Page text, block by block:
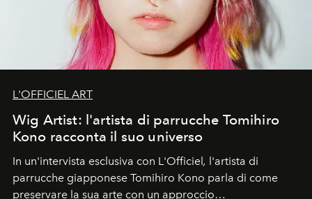
L'OFFICIEL ART
Wig Artist: l'artista di parrucche Tomihiro
Kono racconta il suo universo
In un'intervista esclusiva con L'Officiel, l'artista di
parrucche giapponese Tomihiro Kono parla di come
preservare la sua arte con un approccio